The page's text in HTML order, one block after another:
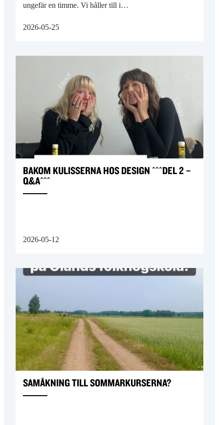
ungefär en timme. Vi håller till i…
2026-05-25
BAKOM KULISSERNA HOS DESIGN ^^^DEL 2 –
Q&A^^^
2026-05-12
SAMÅKNING TILL SOMMARKURSERNA?